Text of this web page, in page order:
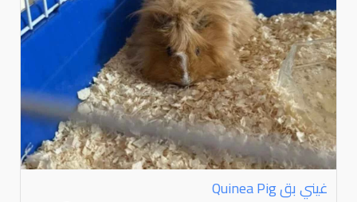
غيني بق ⁦⁦Pig⁩⁩ ⁦⁦Quinea⁩⁩